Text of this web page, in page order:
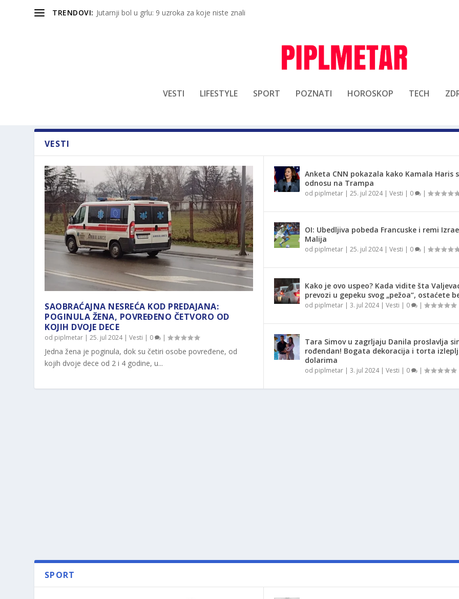
TRENDOVI: Jutarnji bol u grlu: 9 uzroka za koje niste znali
VESTI LIFESTYLE SPORT POZNATI HOROSKOP TECH
VESTI
SAOBRAĆAJNA NESREĆA KOD PREDAJANA:
POGINULA ŽENA, POVREĐENO ČETVORO OD
KOJIH DVOJE DECE
od piplmetar |25. jul 2024|Vesti | 0 |
Jedna žena je poginula, dok su četiri osobe povređene, od
kojih dvoje dece od 2 i 4 godine, u...
Anketa CNN pokazala kako Kamala Haris
odnosu na Trampa
od piplmetar| 25. jul 2024| Vesti | 0 |
OI: Ubedljiva pobeda Francuske i remi
Malija
od piplmetar| 25. jul 2024| Vesti | 0 |
Kako je ovo uspeo? Kada vidite šta
prevozi u gepeku svog „pežoa“, ostaćete
od piplmetar| 3. jul 2024| Vesti | 0 |
Tara Simov u zagrljaju Danila proslavlja
rođendan! Bogata dekoracija i torta
dolarima
od piplmetar| 3. jul 2024| Vesti | 0 |
SPORT